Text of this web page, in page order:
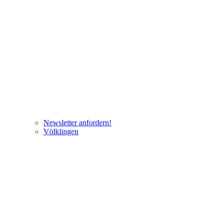
Newsletter anfordern!
Völklingen